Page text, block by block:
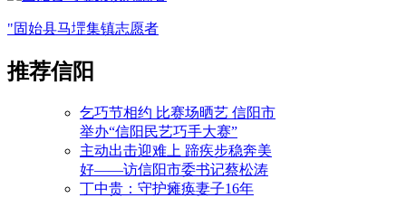
"固始县马堽集镇志愿者
推荐信阳
乞巧节相约 比赛场晒艺 信阳市
举办“信阳民艺巧手大赛”
主动出击迎难上 蹄疾步稳奔美
好——访信阳市委书记蔡松涛
丁中贵：守护瘫痪妻子16年